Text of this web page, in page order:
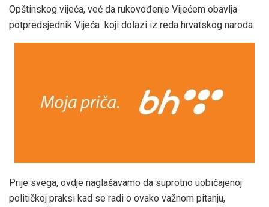
Opštinskog vijeća, već da rukovođenje Vijećem obavlja
potpredsjednik Vijeća koji dolazi iz reda hrvatskog naroda.
Prije svega, ovdje naglašavamo da suprotno uobičajenoj
političkoj praksi kad se radi o ovako važnom pitanju,